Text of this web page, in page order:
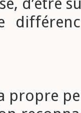
d’être
propre